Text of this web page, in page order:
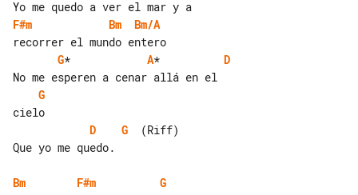
F#m
Bm
Bm/A
G* A* D
G
D
G
  (Riff)
Que yo me quedo.
Bm F#m
G